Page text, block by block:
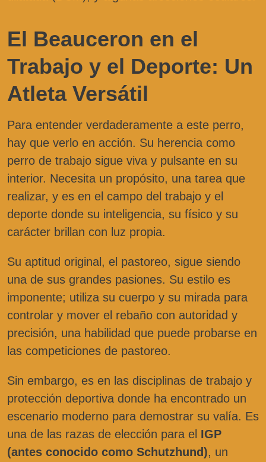
El Beauceron en el
Trabajo y el Deporte: Un
Atleta Versátil
Para entender verdaderamente a este perro,
hay que verlo en acción. Su herencia como
perro de trabajo sigue viva y pulsante en su
interior. Necesita un propósito, una tarea que
realizar, y es en el campo del trabajo y el
deporte donde su inteligencia, su físico y su
carácter brillan con luz propia.
Su aptitud original, el pastoreo, sigue siendo
una de sus grandes pasiones. Su estilo es
imponente; utiliza su cuerpo y su mirada para
controlar y mover el rebaño con autoridad y
precisión, una habilidad que puede probarse en
las competiciones de pastoreo.
Sin embargo, es en las disciplinas de trabajo y
protección deportiva donde ha encontrado un
escenario moderno para demostrar su valía. Es
una de las razas de elección para el IGP
(antes conocido como Schutzhund), un